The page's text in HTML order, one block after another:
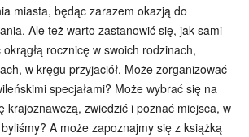
miasta, będąc zarazem okazją do
Ale też warto zastanowić się, jak sami
rocznicę w swoich rodzinach,
w kręgu przyjaciół. Może zorganizować
specjałami? Może wybrać się na
krajoznawczą, zwiedzić i poznać miejsca, w
A może zapoznajmy się z książką